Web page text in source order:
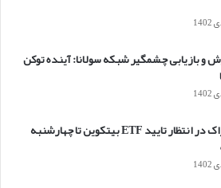
و بازیابی چشمگیر شبکه سولانا: آینده توکن
بلک راک در انتظار تایید ETF بیتکوین تا چهارشنبه